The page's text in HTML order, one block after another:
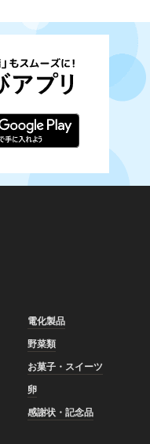
電化製品
野菜類
お菓子・スイーツ
卵
感謝状・記念品